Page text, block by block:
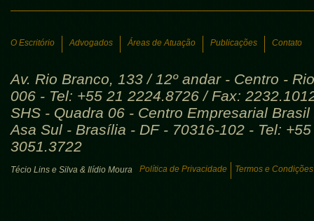
O Escritório Advogados Áreas de Atuação Publicações Contato
Av. Rio Branco, 133 / 12º andar - Centro -
006 - Tel: +55 21 2224.8726 / Fax:
SHS - Quadra 06 - Centro Empresarial
Asa Sul - Brasília - DF - 70316-102 - Tel:
3051.3722
Técio Lins e Silva & Ilídio Moura Política de Privacidade Termos e